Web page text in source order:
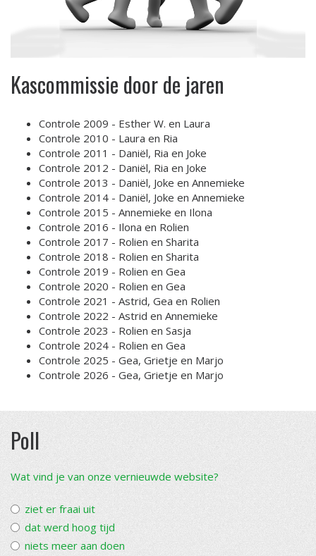
Kascommissie door de jaren
Controle 2009 - Esther W. en Laura
Controle 2010 - Laura en Ria
Controle 2011 - Daniël, Ria en Joke
Controle 2012 - Daniël, Ria en Joke
Controle 2013 - Daniël, Joke en Annemieke
Controle 2014 - Daniël, Joke en Annemieke
Controle 2015 - Annemieke en Ilona
Controle 2016 - Ilona en Rolien
Controle 2017 - Rolien en Sharita
Controle 2018 - Rolien en Sharita
Controle 2019 - Rolien en Gea
Controle 2020 - Rolien en Gea
Controle 2021 - Astrid, Gea en Rolien
Controle 2022 - Astrid en Annemieke
Controle 2023 - Rolien en Sasja
Controle 2024 - Rolien en Gea
Controle 2025 - Gea, Grietje en Marjo
Controle 2026 - Gea, Grietje en Marjo
Poll
Wat vind je van onze vernieuwde website?
ziet er fraai uit
dat werd hoog tijd
niets meer aan doen